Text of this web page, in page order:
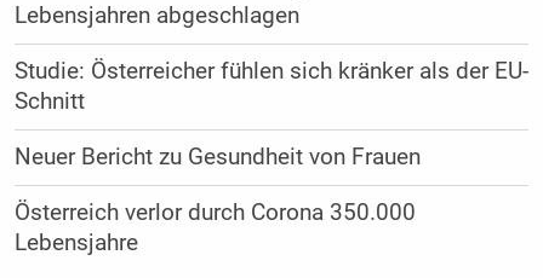
Lebensjahren abgeschlagen
Studie: Österreicher fühlen sich kränker als der EU-
Schnitt
Neuer Bericht zu Gesundheit von Frauen
Österreich verlor durch Corona 350.000
Lebensjahre